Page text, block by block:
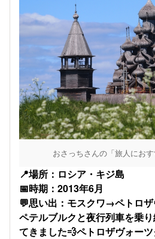
おさっちさんの「旅人におす
📍場所：ロシア・キジ島
📅時期：2013年6月
💬思い出：モスクワ→ペトロ
ペテルブルクと夜行列車を乗
てきました💨ペトロザヴォー